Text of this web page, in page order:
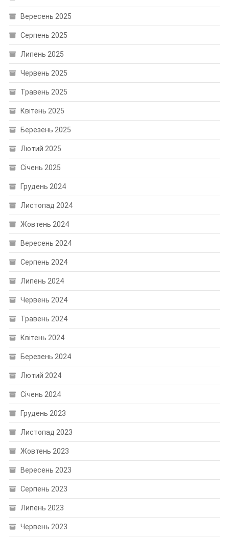
Вересень 2025
Серпень 2025
Липень 2025
Червень 2025
Травень 2025
Квітень 2025
Березень 2025
Лютий 2025
Січень 2025
Грудень 2024
Листопад 2024
Жовтень 2024
Вересень 2024
Серпень 2024
Липень 2024
Червень 2024
Травень 2024
Квітень 2024
Березень 2024
Лютий 2024
Січень 2024
Грудень 2023
Листопад 2023
Жовтень 2023
Вересень 2023
Серпень 2023
Липень 2023
Червень 2023